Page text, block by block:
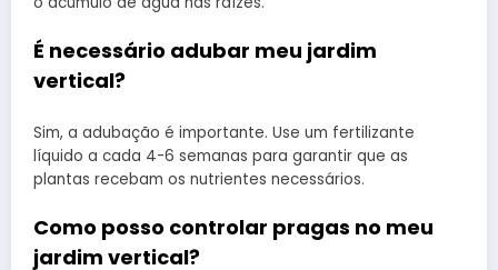
É necessário adubar meu jardim
vertical?
Sim, a adubação é importante. Use um fertilizante
líquido a cada 4-6 semanas para garantir que as
plantas recebam os nutrientes necessários.
Como posso controlar pragas no meu
jardim vertical?